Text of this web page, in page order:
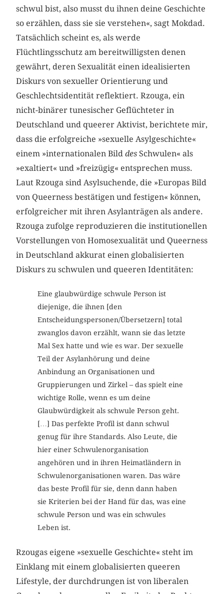
schwul bist, also musst du ihnen deine Geschichte
so erzählen, dass sie sie verstehen«, sagt Mokdad.
Tatsächlich scheint es, als werde
Flüchtlingsschutz am bereitwilligsten denen
gewährt, deren Sexualität einen idealisierten
Diskurs von sexueller Orientierung und
Geschlechtsidentität reflektiert. Rzouga, ein
nicht-binärer tunesischer Geflüchteter in
Deutschland und queerer Aktivist, berichtete mir,
dass die erfolgreiche »sexuelle Asylgeschichte«
einem »internationalen Bilddes Schwulen« als
»exaltiert« und »freizügig« entsprechen muss.
Laut Rzouga sind Asylsuchende, die »Europas Bild
von Queerness bestätigen und festigen« können,
erfolgreicher mit ihren Asylanträgen als andere.
Rzouga zufolge reproduzieren die institutionellen
Vorstellungen von Homosexualität und Queerness
in Deutschland akkurat einen globalisierten
Diskurs zu schwulen und queeren Identitäten:
Eine glaubwürdige schwule Person ist
diejenige, die ihnen [den
Entscheidungspersonen/Übersetzern] total
zwanglos davon erzählt, wann sie das letzte
Mal Sex hatte und wie es war. Der sexuelle
Teil der Asylanhörung und deine
Anbindung an Organisationen und
Gruppierungen und Zirkel – das spielt eine
wichtige Rolle, wenn es um deine
Glaubwürdigkeit als schwule Person geht.
[…] Das perfekte Profil ist dann schwul
genug für ihre Standards. Also Leute, die
hier einer Schwulenorganisation
angehören und in ihren Heimatländern in
Schwulenorganisationen waren. Das wäre
das beste Profil für sie, denn dann haben
sie Kriterien bei der Hand für das, was eine
schwule Person und was ein schwules
Leben ist.
Rzougas eigene »sexuelle Geschichte« steht im
Einklang mit einem globalisierten queeren
Lifestyle, der durchdrungen ist von liberalen